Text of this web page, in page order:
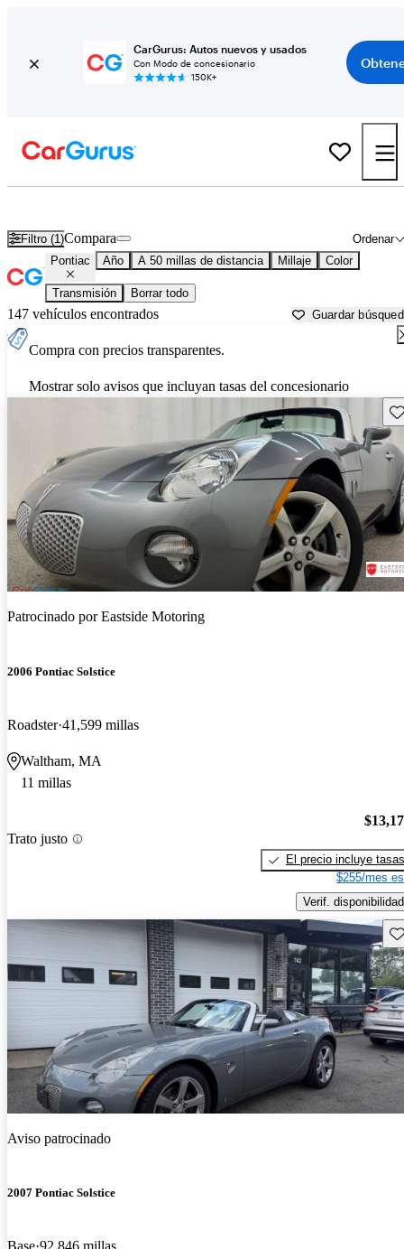
CarGurus: Autos nuevos y usados
Con Modo de concesionario
150K+
Filtro (1) Ordenar
Compara
Pontiac Año A 50 millas de distancia Millaje Color
Transmisión Borrar todo
147 vehículos encontrados Guardar
Compra con precios transparentes.
Mostrar solo avisos que incluyan tasas del concesionario
Patrocinado porEastside Motoring
2006 Pontiac Solstice
Roadster 41,599 millas
Waltham, MA
11 millas
Trato justo
El precio incluye tasas
$255/mes
Verif. disponibilidad
Aviso patrocinado
2007 Pontiac Solstice